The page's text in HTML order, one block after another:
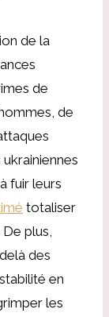
de la
de
de
fuir leurs
totaliser
plus,
des
en
les